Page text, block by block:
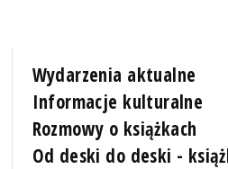
Wydarzenia aktualne
Informacje kulturalne
Rozmowy o książkach
Od deski do deski -